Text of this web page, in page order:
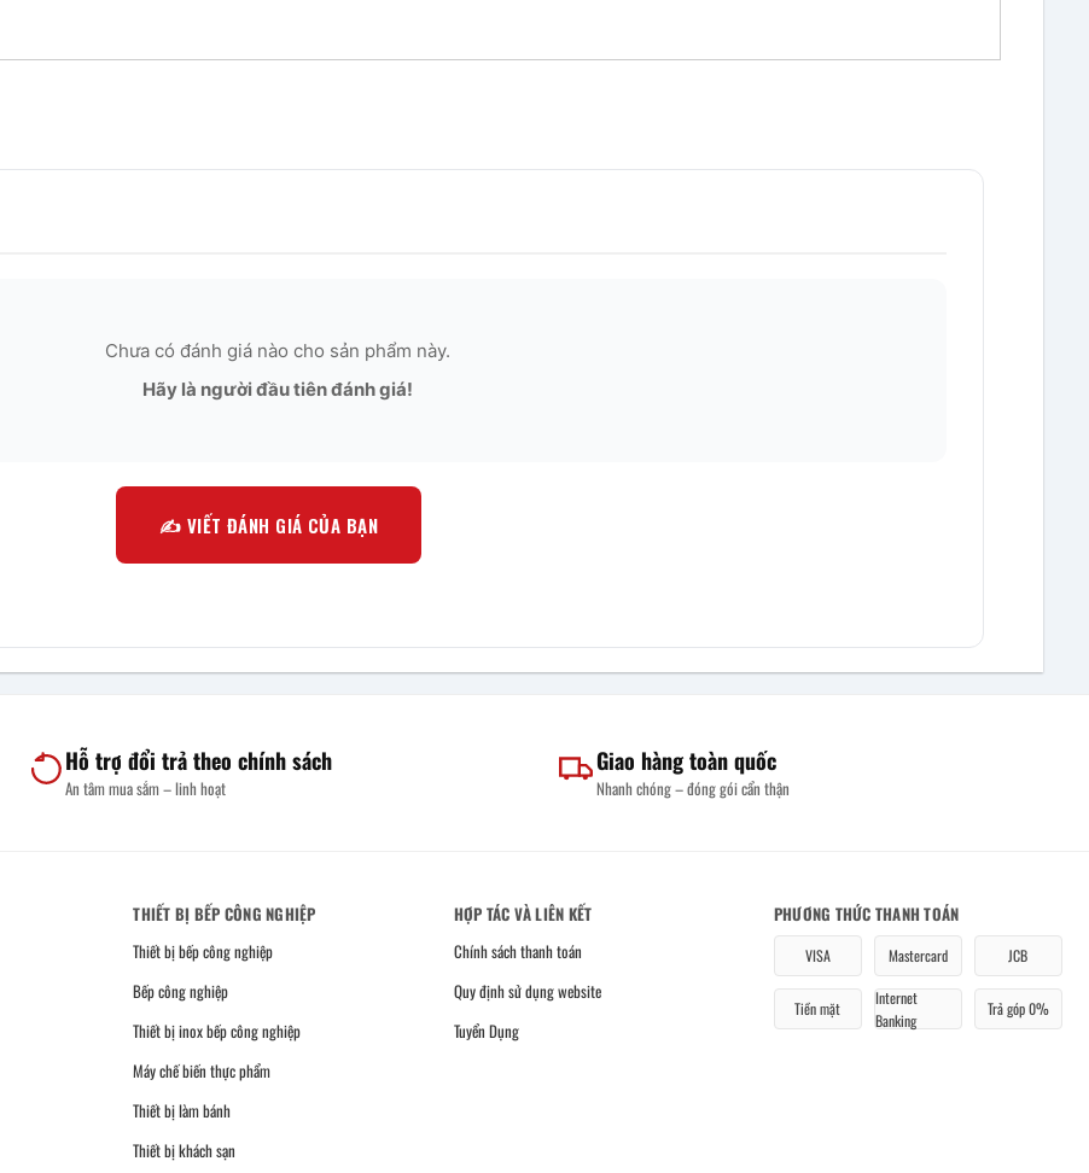
Chưa có đánh giá nào cho sản phẩm này.
Hãy là người đầu tiên đánh giá!
✍️ VIẾT ĐÁNH GIÁ CỦA BẠN
Hỗ trợ đổi trả theo chính sách
An tâm mua sắm – linh hoạt
Giao hàng toàn quốc
Nhanh chóng – đóng gói cẩn thận
THIẾT BỊ BẾP CÔNG NGHIỆP
Thiết bị bếp công nghiệp
Bếp công nghiệp
Thiết bị inox bếp công nghiệp
Máy chế biến thực phẩm
Thiết bị làm bánh
Thiết bị khách sạn
HỢP TÁC VÀ LIÊN KẾT
Chính sách thanh toán
Quy định sử dụng website
Tuyển Dụng
PHƯƠNG THỨC THANH TOÁN
VISA Mastercard JCB
Tiền mặt
Internet
Banking
Trả góp 0%